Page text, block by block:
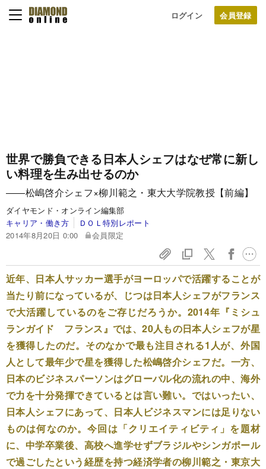
ログイン
世界で勝負できる日本人シェフはなぜ常に新し
い料理を生み出せるのか
――松嶋啓介シェフ×柳川範之・東大大学院教授【前編】
ダイヤモンド・オンライン編集部
キャリア・働き方
ＤＯＬ特別レポート
2014年8月20日 0:00
会員限定
近年、日本人サッカー選手がヨーロッパで活躍することが
当たり前になっているが、じつは日本人シェフがフランス
で大活躍しているのをご存じだろうか。2014年『ミシュ
ランガイド フランス』では、20人もの日本人シェフが星
を獲得したのだ。そのなかで最も注目される1人が、外国
人として最年少で星を獲得した松嶋啓介シェフだ。一方、
日本のビジネスパーソンはグローバル化の流れの中、海外
で力を十分発揮できているとは言い難い。ではいったい、
日本人シェフにあって、日本人ビジネスマンには足りない
ものは何なのか。今回は「クリエイティビティ」を題材
に、中学卒業後、高校へ進学せずブラジルやシンガポール
で過ごしたという経歴を持つ経済学者の柳川範之・東京大